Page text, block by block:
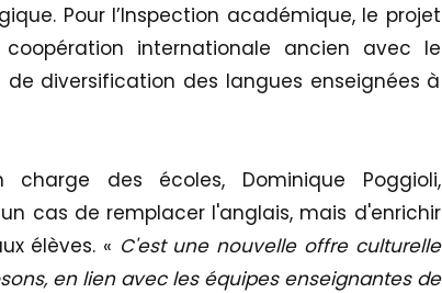
Pour l’Inspection académique, le projet
internationale ancien avec le
diversification des langues enseignées à
charge des écoles, Dominique Poggioli,
cas de remplacer l'anglais, mais d'enrichir
élèves. « C'est une nouvelle offre culturelle
en lien avec les équipes enseignantes de